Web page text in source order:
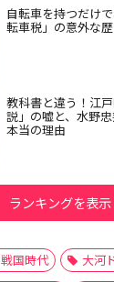
自転車を持つだけ
転車税」の意外な
教科書と違う！江
説」の嘘と、水野
本当の理由
ランキングを表示
戦国時代 大河